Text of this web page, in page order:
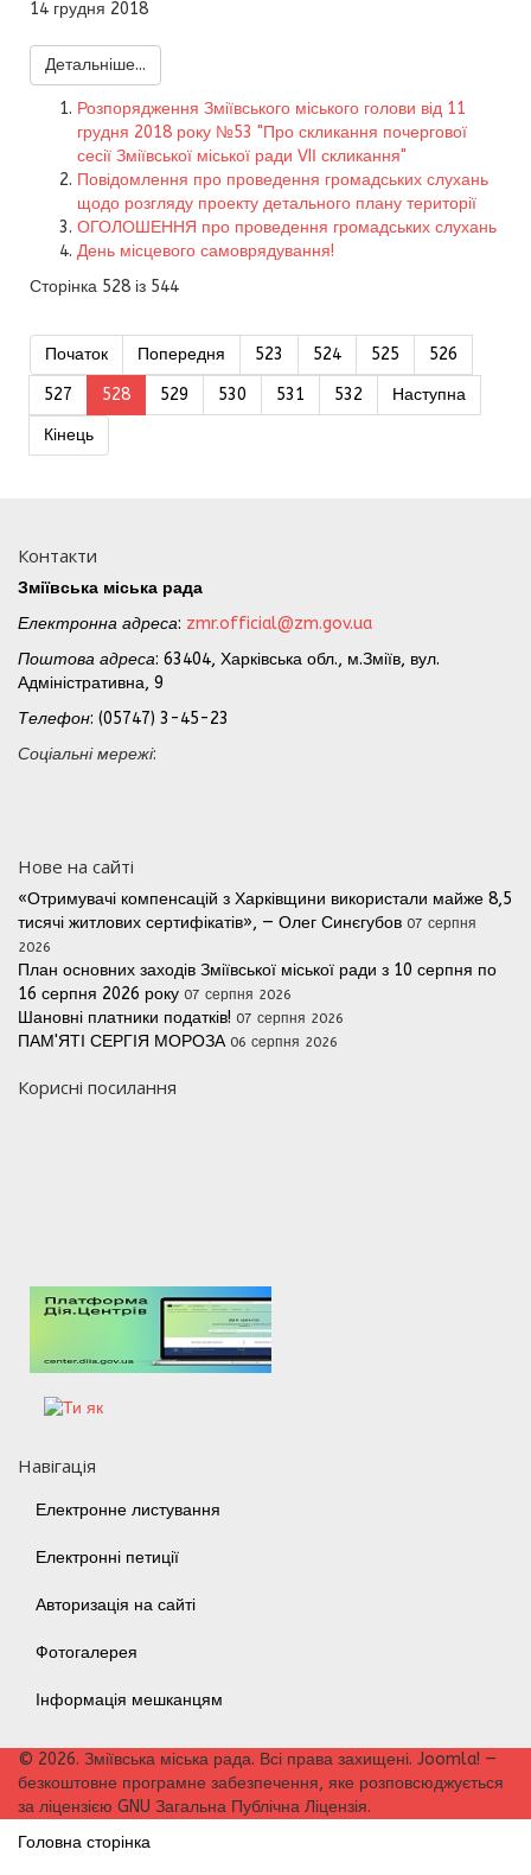
14 грудня 2018
Детальніше...
Розпорядження Зміївського міського голови від 11
грудня 2018 року №53 "Про скликання почергової
сесії Зміївської міської ради VIІ скликання"
Повідомлення про проведення громадських слухань
щодо розгляду проекту детального плану території
ОГОЛОШЕННЯ про проведення громадських слухань
День місцевого самоврядування!
Сторінка 528 із 544
Початок Попередня 523 524 525
526
527
528 529 530 531 532
Наступна
Кінець
Контакти
Зміївська міська рада
Електронна адреса: zmr.official@zm.gov.ua
Поштова адреса: 63404, Харківська обл., м.Зміїв, вул.
Адміністративна, 9
Телефон: (05747) 3-45-23
Соціальні мережі:
Нове на сайті
«Отримувачі компенсацій з Харківщини використали майже 8,5
тисячі житлових сертифікатів», — Олег Синєгубов 07 серпня
2026
План основних заходів Зміївської міської ради з 10 серпня по
16 серпня 2026 року 07 серпня 2026
Шановні платники податків! 07 серпня 2026
ПАМ'ЯТІ СЕРГІЯ МОРОЗА 06 серпня 2026
Корисні посилання
Навігація
Електронне листування
Електронні петиції
Авторизація на сайті
Фотогалерея
Інформація мешканцям
© 2026. Зміївська міська рада. Всі права захищені. Joomla! —
безкоштовне програмне забезпечення, яке розповсюджується
за ліцензією GNU Загальна Публічна Ліцензія.
Головна сторінка